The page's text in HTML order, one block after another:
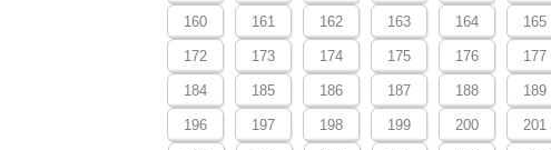
160 161 162 163 164 165
172 173 174 175 176 177
184 185 186 187 188 189
196 197 198 199 200 201